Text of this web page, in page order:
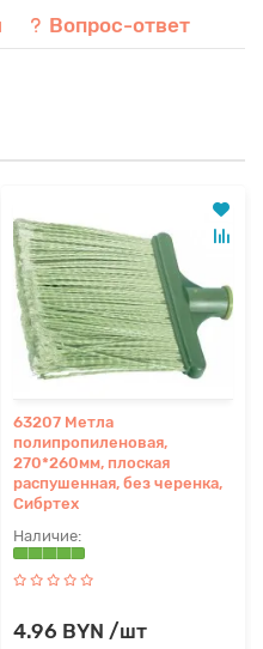
Вопрос-ответ
63207 Метла
полипропиленовая,
270*260мм, плоская
распушенная, без черенка,
Сибртех
4.96 BYN /шт